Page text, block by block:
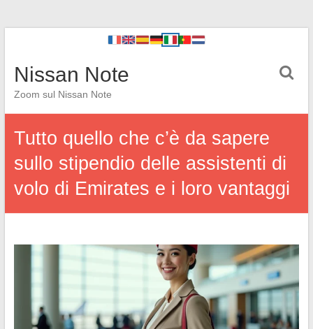
Nissan Note
Zoom sul Nissan Note
Tutto quello che c’è da sapere
sullo stipendio delle assistenti di
volo di Emirates e i loro vantaggi